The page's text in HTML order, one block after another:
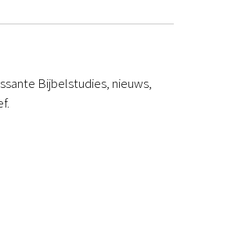
Bijbelstudies, nieuws,